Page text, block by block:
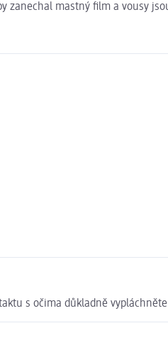
zanechal mastný film a vousy
s očima důkladně